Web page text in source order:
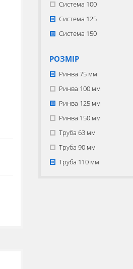
Система 100
Система 125
Система 150
РОЗМІР
Ринва 75 мм
Ринва 100 мм
Ринва 125 мм
Ринва 150 мм
Труба 63 мм
Труба 90 мм
Труба 110 мм